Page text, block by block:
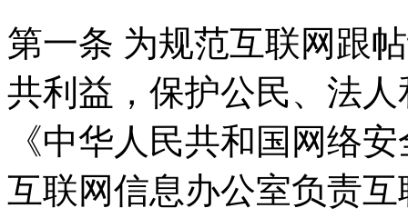
第一条 为规范互联网跟
共利益，保护公民、法
《中华人民共和国网络
互联网信息办公室负责